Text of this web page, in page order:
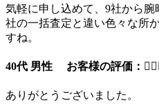
気軽に申し込めて、9社から
社の一括査定と違い色々な所
すね。
40代 男性 お客様の評価：
ありがとうございました。